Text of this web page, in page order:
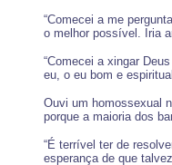
“Comecei a me
o melhor possível. Iria
“Comecei a xingar
eu, o eu bom e
Ouvi um homossexual
porque a maioria dos
“É terrível ter de
esperança de que